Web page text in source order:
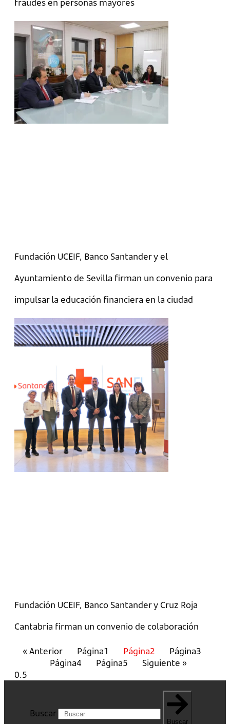
fraudes en personas mayores
Fundación UCEIF, Banco Santander y el
Ayuntamiento de Sevilla firman un convenio para
impulsar la educación financiera en la ciudad
Fundación UCEIF, Banco Santander y Cruz Roja
Cantabria firman un convenio de colaboración
« Anterior Página1 Página2 Página3
Página4 Página5 Siguiente »
Buscar
Buscar